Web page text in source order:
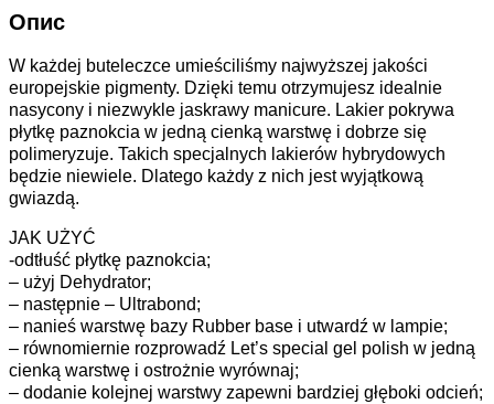
Опис
W każdej buteleczce umieściliśmy najwyższej jakości
europejskie pigmenty. Dzięki temu otrzymujesz idealnie
nasycony i niezwykle jaskrawy manicure. Lakier pokrywa
płytkę paznokcia w jedną cienką warstwę i dobrze się
polimeryzuje. Takich specjalnych lakierów hybrydowych
będzie niewiele. Dlatego każdy z nich jest wyjątkową
gwiazdą.
JAK UŻYĆ
-odtłuść płytkę paznokcia;
– użyj Dehydrator;
– następnie – Ultrabond;
– nanieś warstwę bazy Rubber base i utwardź w lampie;
– równomiernie rozprowadź Let’s special gel polish w jedną
cienką warstwę i ostrożnie wyrównaj;
– dodanie kolejnej warstwy zapewni bardziej głęboki odcień;